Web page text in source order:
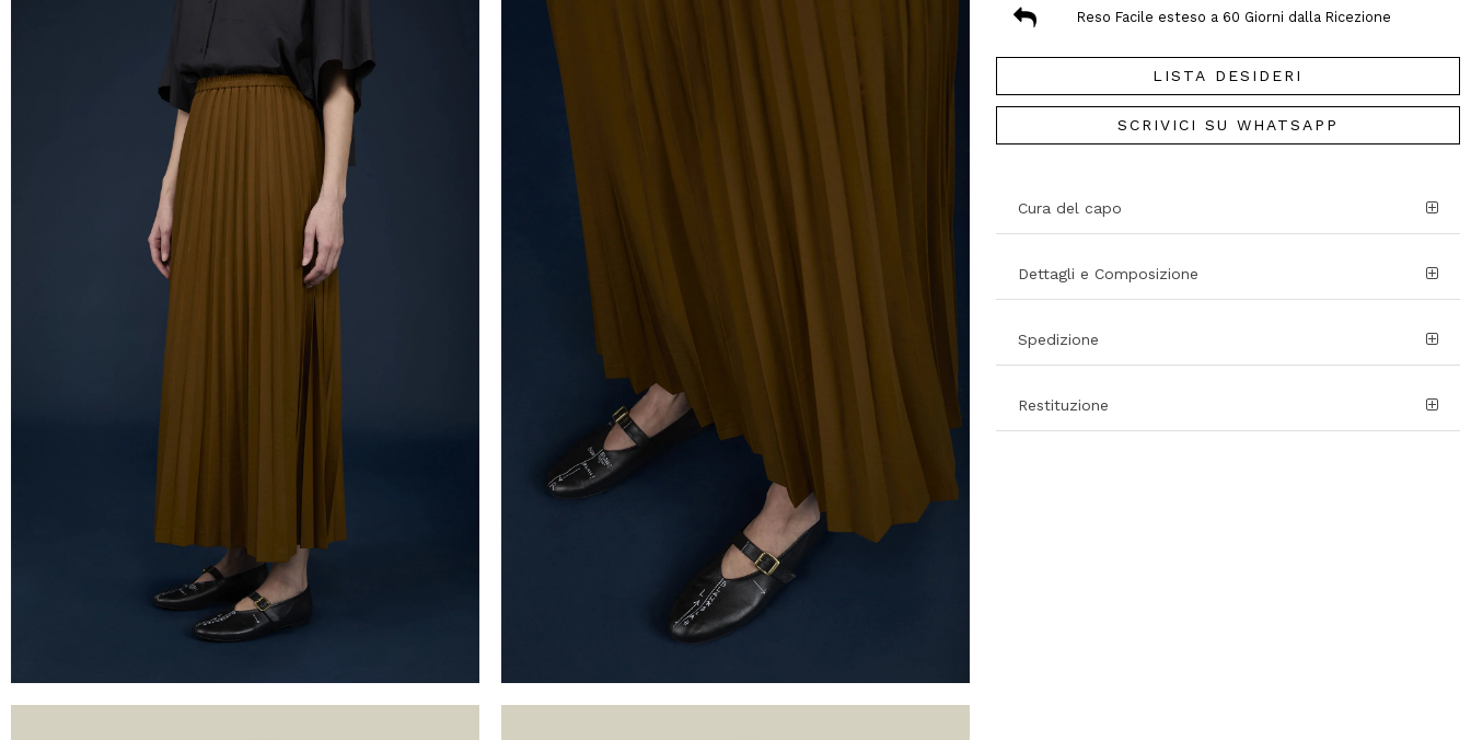
Reso Facile esteso a 60 Giorni dalla Ricezione
LISTA DESIDERI
SCRIVICI SU WHATSAPP
Cura del capo
Dettagli e Composizione
Spedizione
Restituzione